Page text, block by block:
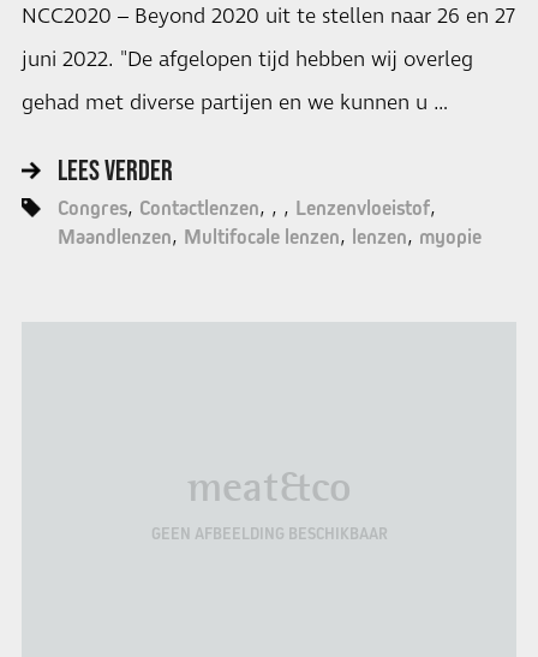
NCC2020 – Beyond 2020 uit te stellen naar 26 en 27
juni 2022. "De afgelopen tijd hebben wij overleg
gehad met diverse partijen en we kunnen u …
LEES VERDER
Congres Contactlenzen
Lenzenvloeistof
Maandlenzen Multifocale lenzen lenzen myopie
meat&co
GEEN AFBEELDING BESCHIKBAAR